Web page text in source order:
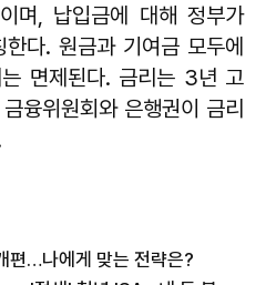
며, 납입금에 대해 정부가
다. 원금과 기여금 모두에
면제된다. 금리는 3년 고
융위원회와 은행권이 금리
편…나에게 맞는 전략은?